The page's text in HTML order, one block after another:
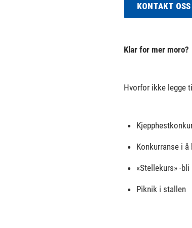
KONTAKT
Klar for mer moro?
Hvorfor ikke legge
Konkurranse i
«Stellekurs» -
Piknik i stallen